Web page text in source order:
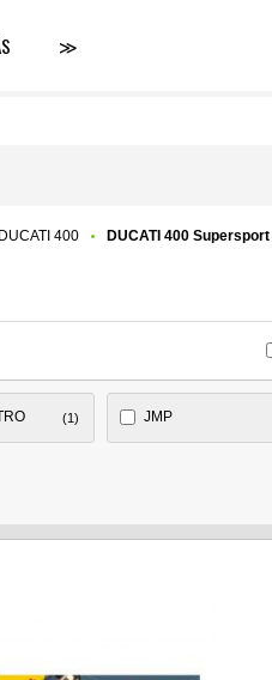
≫
DUCATI 400 DUCATI 400 Supersport
(1) JMP